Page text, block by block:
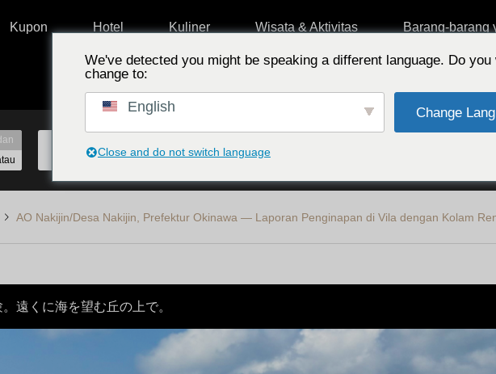
Kupon Hotel Kuliner Wisata & Aktivitas Barang-barang
Pilih berdasarkan wilayah Memilih berdasarkan fitur
AO Nakijin/Desa Nakijin, Prefektur Okinawa — Laporan Penginapan di Vila dengan Kolam
遠くに海を望む丘の上で。
We've detected you might be speaking a different language. Do you
change to:
English Change
Close and do not switch language